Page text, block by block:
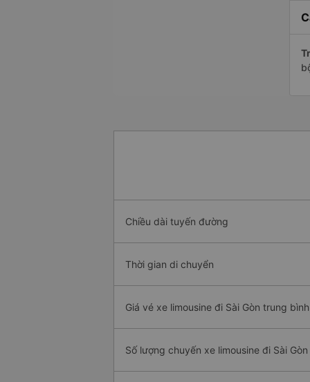
Chiều dài tuyến đường
Thời gian di chuyển
Giá vé xe limousine đi Sài Gòn trung bình
Số lượng chuyến xe limousine đi Sài Gòn